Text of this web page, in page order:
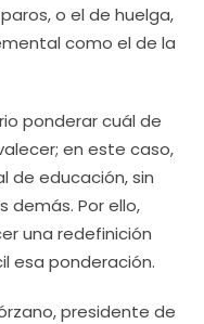
o el de huelga,
como el de la
ponderar cuál de
en este caso,
de educación, sin
demás. Por ello,
una redefinición
esa ponderación.
presidente de